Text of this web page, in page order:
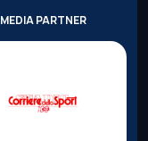
MEDIA PARTNER